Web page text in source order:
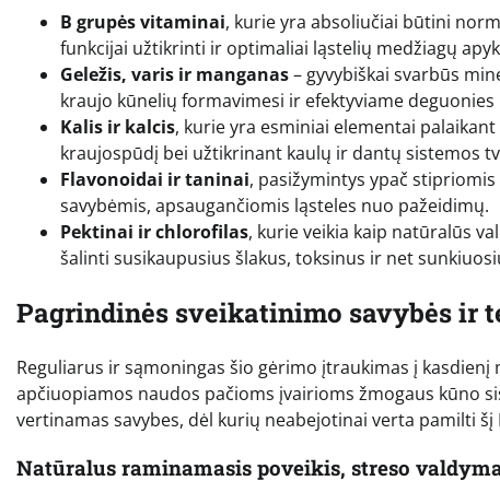
B grupės vitaminai, kurie yra absoliučiai būtini
funkcijai užtikrinti ir optimaliai ląstelių medžiagų
Geležis, varis ir manganas– gyvybiškai svarbūs
kraujo kūnelių formavimesi ir efektyviame
Kalis ir kalcis, kurie yra esminiai elementai
kraujospūdį bei užtikrinant kaulų ir dantų sistemos
Flavonoidai ir taninai, pasižymintys ypač
savybėmis, apsaugančiomis ląsteles nuo pažeidimų.
Pektinai ir chlorofilas, kurie veikia kaip natūralūs
šalinti susikaupusius šlakus, toksinus ir net
Pagrindinės sveikatinimo savybės ir
Reguliarus ir sąmoningas šio gėrimo įtraukimas į
apčiuopiamos naudos pačioms įvairioms žmogaus kūno
vertinamas savybes, dėl kurių neabejotinai verta pamilti
Natūralus raminamasis poveikis, streso